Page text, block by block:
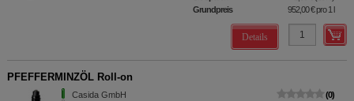
Grundpreis
952,00 €pro 1 l
Details
PFEFFERMINZÖL Roll-on
Casida GmbH
0